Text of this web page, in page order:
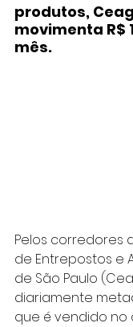
produtos,
movimenta R$
mês.
Pelos corredores
de Entrepostos e
de São Paulo
diariamente
que é vendido no